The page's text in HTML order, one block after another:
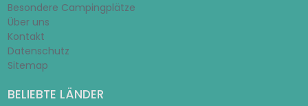
Besondere Campingplätze
Über uns
Kontakt
Datenschutz
Sitemap
BELIEBTE LÄNDER